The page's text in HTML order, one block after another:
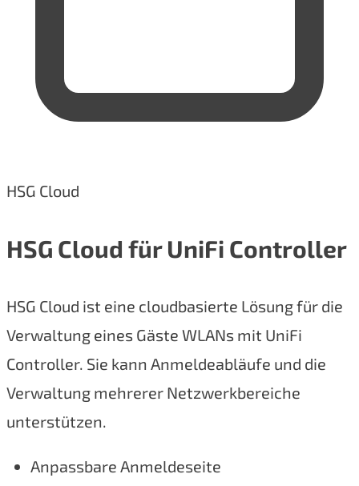
HSG Cloud
HSG Cloud für UniFi Controller
HSG Cloud ist eine cloudbasierte Lösung für die
Verwaltung eines Gäste WLANs mit UniFi
Controller. Sie kann Anmeldeabläufe und die
Verwaltung mehrerer Netzwerkbereiche
unterstützen.
Anpassbare Anmeldeseite